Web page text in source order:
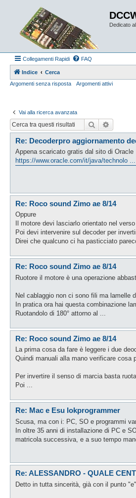
Dedicato
Collegamenti Rapidi FAQ
Indice
Cerca
Argomenti senza risposta
Argomenti attivi
Vai alla ricerca avanzata
Cerca
Re: Decoderpro aggiornamento
Appena scaricato gratis dal sito di Oracle
https://www.oracle.com/it/java/technolo
Re: Roco sound Zimo ae 8/14
Oppure
Il motore devi lasciarlo orientato nel
Poi devi intervenire sul decoder per
Direi che qualcuno ci ha pasticciato
Re: Roco sound Zimo ae 8/14
Ruotore il motore è una operazione
Nel cablaggio non ci sono fili ma lamelle
In pratica ora hai questa combinazione
Ruotandolo di 180° attorno al ...
Re: Roco sound Zimo ae 8/14
La prima cosa da fare è leggere i due
Quindi manuali alla mano verificare cosa
Per invertire il senso di marcia basta
Poi ...
Re: Mac e Esu lokprogrammer
Scusa, ma con i: PC, SO e programmi
In oltre 35 anni di installazione di PC e
matricola successiva, e a suo tempo
Re: ALESSANDRO - QUALE
Detto in tutta sincerità, già con il punto